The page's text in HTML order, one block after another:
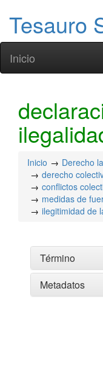
Tesauro
Inicio
Inicio
Derecho
derecho
conflictos
medidas de
ilegitimidad de
Término
Metadatos